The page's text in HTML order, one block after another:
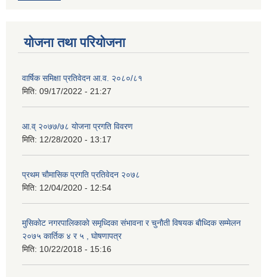
योजना तथा परियोजना
वार्षिक समिक्षा प्रतिवेदन आ.व. २०८०/८१
मिति: 09/17/2022 - 21:27
आ.व् २०७७/७८ योजना प्रगति विवरण
मिति: 12/28/2020 - 13:17
प्रथम चाैमासिक प्रगति प्रतिवेदन २०७८
मिति: 12/04/2020 - 12:54
मुसिकाेट नगरपालिकाकाे समृध्दिका संभावना र चुनाैती विषयक बाैध्दिक सम्मेलन
२०७५ कार्तिक ४ र ५ , घाेषणापत्र
मिति: 10/22/2018 - 15:16